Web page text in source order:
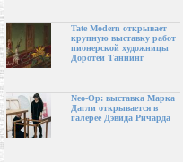
Tate Modern открывает
крупную выставку работ
пионерской художницы
Доротеи Таннинг
Neo-Op: выставка Марка
Дагли открывается в
галерее Дэвида Ричарда